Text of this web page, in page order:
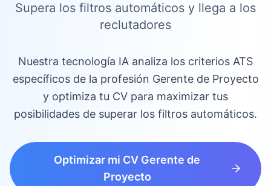
Supera los filtros automáticos y llega a los
reclutadores
Nuestra tecnología IA analiza los criterios ATS
específicos de la profesión Gerente de Proyecto
y optimiza tu CV para maximizar tus
posibilidades de superar los filtros automáticos.
Optimizar mi CV Gerente de
Proyecto